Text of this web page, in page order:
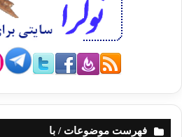
فهرست موضوعات / با